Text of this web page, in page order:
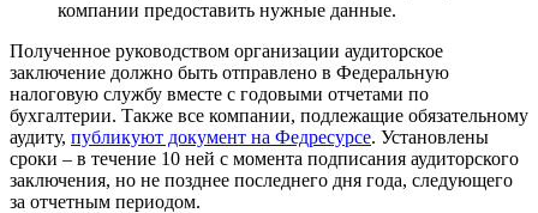
компании предоставить нужные данные.
Полученное руководством организации аудиторское
заключение должно быть отправлено в Федеральную
налоговую службу вместе с годовыми отчетами по
бухгалтерии. Также все компании, подлежащие обязательному
аудиту, публикуют документ на Федресурсе. Установлены
сроки – в течение 10 ней с момента подписания аудиторского
заключения, но не позднее последнего дня года, следующего
за отчетным периодом.